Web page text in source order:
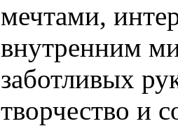
мечтами,
внутренним
заботливых
творчество и